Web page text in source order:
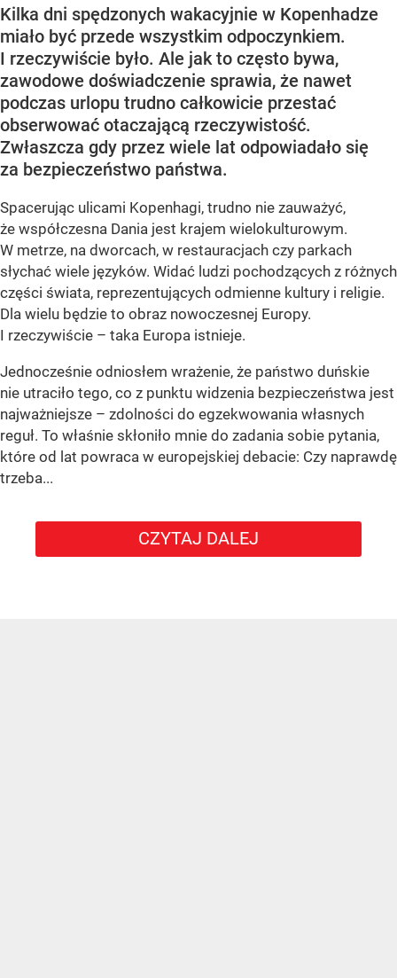
Kilka dni spędzonych wakacyjnie w Kopenhadze
miało być przede wszystkim odpoczynkiem.
I rzeczywiście było. Ale jak to często bywa,
zawodowe doświadczenie sprawia, że nawet
podczas urlopu trudno całkowicie przestać
obserwować otaczającą rzeczywistość.
Zwłaszcza gdy przez wiele lat odpowiadało się
za bezpieczeństwo państwa.
Spacerując ulicami Kopenhagi, trudno nie zauważyć,
że współczesna Dania jest krajem wielokulturowym.
W metrze, na dworcach, w restauracjach czy parkach
słychać wiele języków. Widać ludzi pochodzących z różnych
części świata, reprezentujących odmienne kultury i religie.
Dla wielu będzie to obraz nowoczesnej Europy.
I rzeczywiście – taka Europa istnieje.
Jednocześnie odniosłem wrażenie, że państwo duńskie
nie utraciło tego, co z punktu widzenia bezpieczeństwa jest
najważniejsze – zdolności do egzekwowania własnych
reguł. To właśnie skłoniło mnie do zadania sobie pytania,
które od lat powraca w europejskiej debacie: Czy naprawdę
trzeba...
CZYTAJ DALEJ